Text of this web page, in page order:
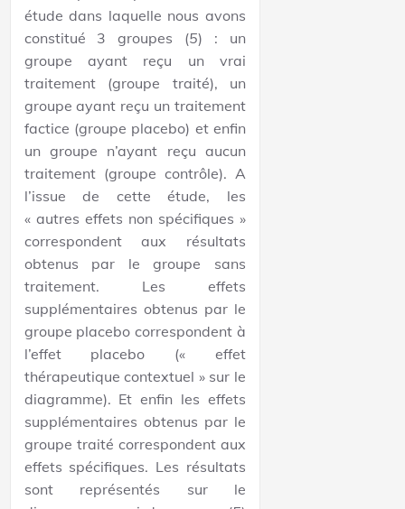
étude dans laquelle nous avons
constitué 3 groupes (5) : un
groupe ayant reçu un vrai
traitement (groupe traité), un
groupe ayant reçu un traitement
factice (groupe placebo) et enfin
un groupe n’ayant reçu aucun
traitement (groupe contrôle). A
l’issue de cette étude, les
« autres effets non spécifiques »
correspondent aux résultats
obtenus par le groupe sans
traitement. Les effets
supplémentaires obtenus par le
groupe placebo correspondent à
l’effet placebo (« effet
thérapeutique contextuel » sur le
diagramme). Et enfin les effets
supplémentaires obtenus par le
groupe traité correspondent aux
effets spécifiques. Les résultats
sont représentés sur le